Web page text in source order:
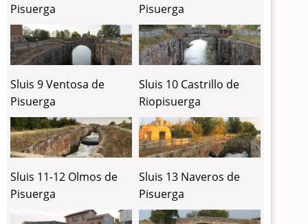
Pisuerga
Pisuerga
Sluis 9 Ventosa de
Pisuerga
Sluis 10 Castrillo de
Riopisuerga
Sluis 11-12 Olmos de
Pisuerga
Sluis 13 Naveros de
Pisuerga